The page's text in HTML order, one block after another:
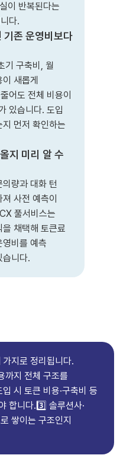
이 반복된다는
다.
기존 운영비보다
기 구축비, 월
새롭게
어도 전체 비용이
있습니다. 도입
먼저 확인하는
지 미리 알 수
량과 대화 턴
사전 예측이
풀서비스는
채택해 토큰료
비를 예측
습니다.
지로 정리됩니다.
까지 전체 구조를
시 토큰 비용·구축비 등
합니다.3️⃣ 솔루션사·
쌓이는 구조인지